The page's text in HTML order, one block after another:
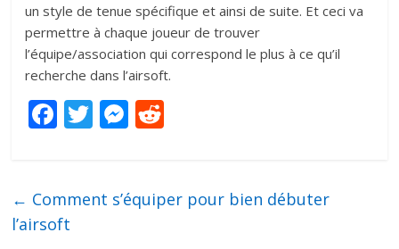
un style de tenue spécifique et ainsi de suite. Et ceci va
permettre à chaque joueur de trouver
l’équipe/association qui correspond le plus à ce qu’il
recherche dans l’airsoft.
F
b
o
T
er
M
e di
← Comment s’équiper pour bien débuter
l’airsoft